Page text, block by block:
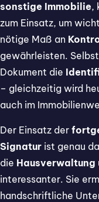
sonstige Immobilie,
zum Einsatz, um
nötige Maß an
gewährleisten.
Dokument die
– gleichzeitig wird
auch im
Der Einsatz der
Signatur ist genau
die Hausverwaltung
interessanter. Sie
handschriftliche